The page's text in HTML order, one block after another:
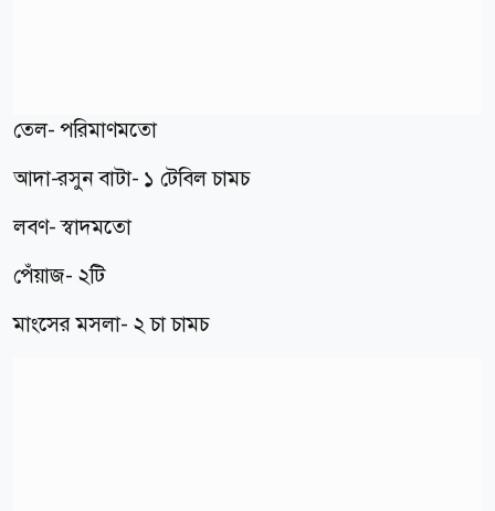
তেল- পরিমাণমতো
আদা-রসুন বাটা- ১ টেবিল চামচ
লবণ- স্বাদমতো
পেঁয়াজ- ২টি
মাংসের মসলা- ২ চা চামচ